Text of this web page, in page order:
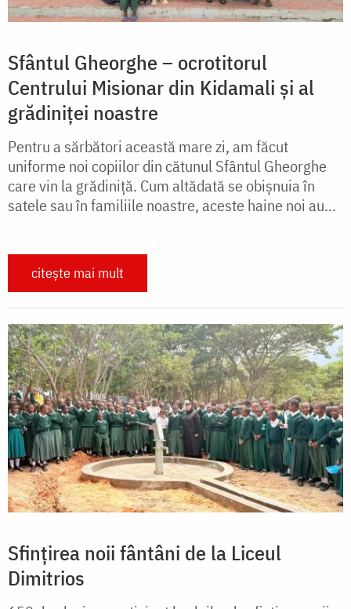
Sfântul Gheorghe – ocrotitorul
Centrului Misionar din Kidamali și al
grădiniței noastre
Pentru a sărbători această mare zi, am făcut
uniforme noi copiilor din cătunul Sfântul Gheorghe
care vin la grădiniță. Cum altădată se obișnuia în
satele sau în familiile noastre, aceste haine noi au...
citește mai mult
Sfințirea noii fântâni de la Liceul
Dimitrios